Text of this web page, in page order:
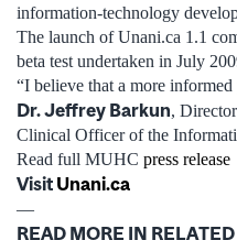
information-technology
The launch of Unani.ca 1.1
beta test undertaken in July
“I believe that a more informed
Dr. Jeffrey Barkun,
Clinical Officer of the
Read full MUHC press release
Visit Unani.ca
—
READ MORE IN